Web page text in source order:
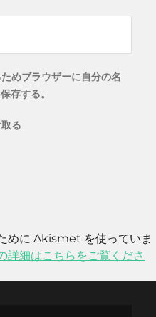
めブラウザーに自分の名
存する。
る
めに Akismet を使っていま
詳細はこちらをご覧くださ